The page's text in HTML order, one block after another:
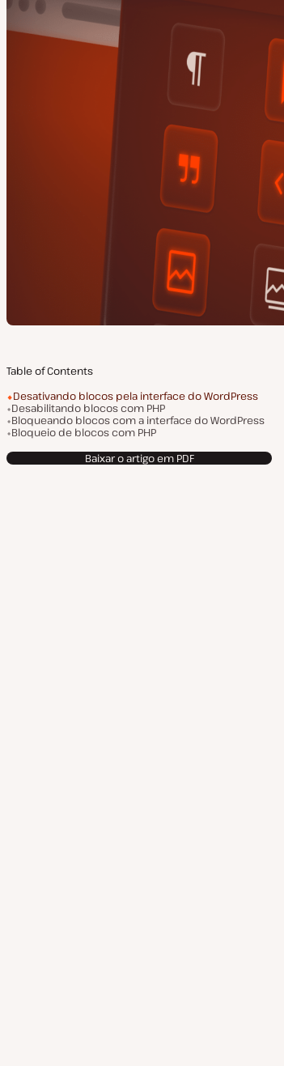
Table of Contents
Desativando blocos pela interface do WordPress
Desabilitando blocos com PHP
Bloqueando blocos com a interface do WordPress
Bloqueio de blocos com PHP
Baixar o artigo em PDF